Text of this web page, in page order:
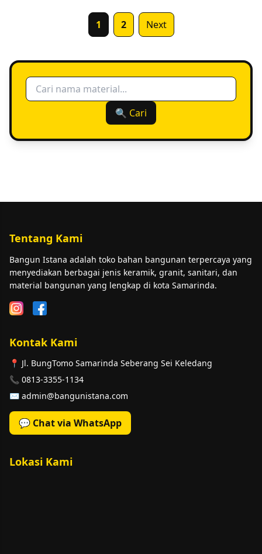
1 2 Next
🔍 Cari
Tentang Kami
Bangun Istana adalah toko bahan bangunan terpercaya yang
menyediakan berbagai jenis keramik, granit, sanitari, dan
material bangunan yang lengkap di kota Samarinda.
Kontak Kami
📍 Jl. BungTomo Samarinda Seberang Sei Keledang
📞 0813-3355-1134
✉️ admin@bangunistana.com
💬 Chat via WhatsApp
Lokasi Kami